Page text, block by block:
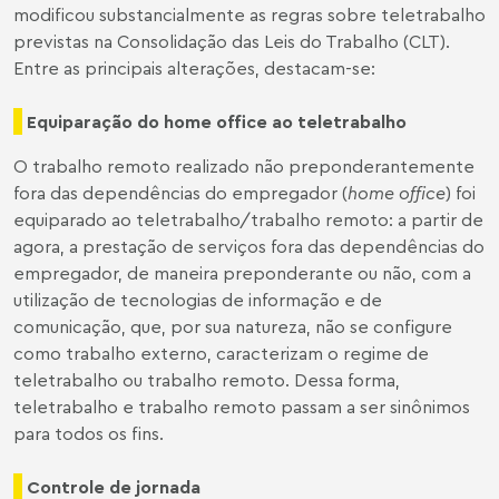
modificou substancialmente as regras sobre teletrabalho
previstas na Consolidação das Leis do Trabalho (CLT).
Entre as principais alterações, destacam-se:
Equiparação do home office ao teletrabalho
O trabalho remoto realizado não preponderantemente
fora das dependências do empregador (home office) foi
equiparado ao teletrabalho/trabalho remoto: a partir de
agora, a prestação de serviços fora das dependências do
empregador, de maneira preponderante ou não, com a
utilização de tecnologias de informação e de
comunicação, que, por sua natureza, não se configure
como trabalho externo, caracterizam o regime de
teletrabalho ou trabalho remoto. Dessa forma,
teletrabalho e trabalho remoto passam a ser sinônimos
para todos os fins.
Controle de jornada